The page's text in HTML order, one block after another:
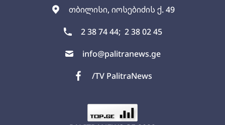
თბილისი, იოსებიძის ქ. 49
2 38 74 44; 2 38 02 45
info@palitranews.ge
/TV PalitraNews